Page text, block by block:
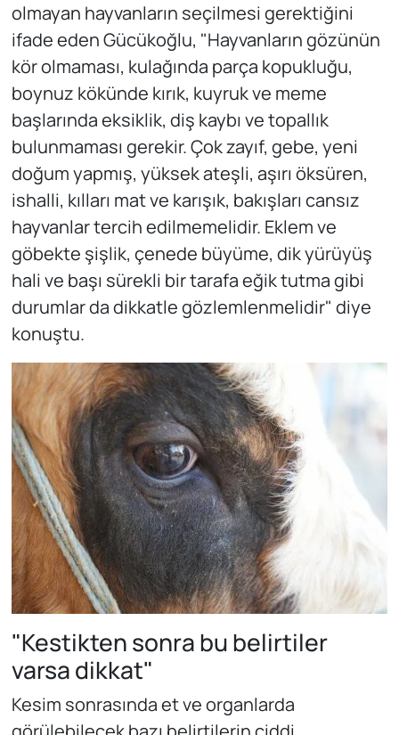
olmayan hayvanların seçilmesi gerektiğini
ifade eden Gücükoğlu, "Hayvanların gözünün
kör olmaması, kulağında parça kopukluğu,
boynuz kökünde kırık, kuyruk ve meme
başlarında eksiklik, diş kaybı ve topallık
bulunmaması gerekir. Çok zayıf, gebe, yeni
doğum yapmış, yüksek ateşli, aşırı öksüren,
ishalli, kılları mat ve karışık, bakışları cansız
hayvanlar tercih edilmemelidir. Eklem ve
göbekte şişlik, çenede büyüme, dik yürüyüş
hali ve başı sürekli bir tarafa eğik tutma gibi
durumlar da dikkatle gözlemlenmelidir" diye
konuştu.
"Kestikten sonra bu belirtiler
varsa dikkat"
Kesim sonrasında et ve organlarda